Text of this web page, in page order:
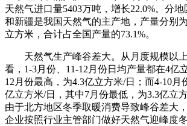
天然气进口量5403万吨，增长22.0%。分地
和新疆是我国天然气的主产地，产量分别
立方米，合计占全国产量的73.1%。
天然气生产峰谷差大。从月度规模以
看，1-3月份、11-12月份日均产量都在4亿
12月份最高，为4.3亿立方米/日；而4-10月
亿立方米/日，其中7月份最低，为3.3亿立
由于北方地区冬季取暖消费导致峰谷差大
企业按照行业主管部门做好天然气迎峰度